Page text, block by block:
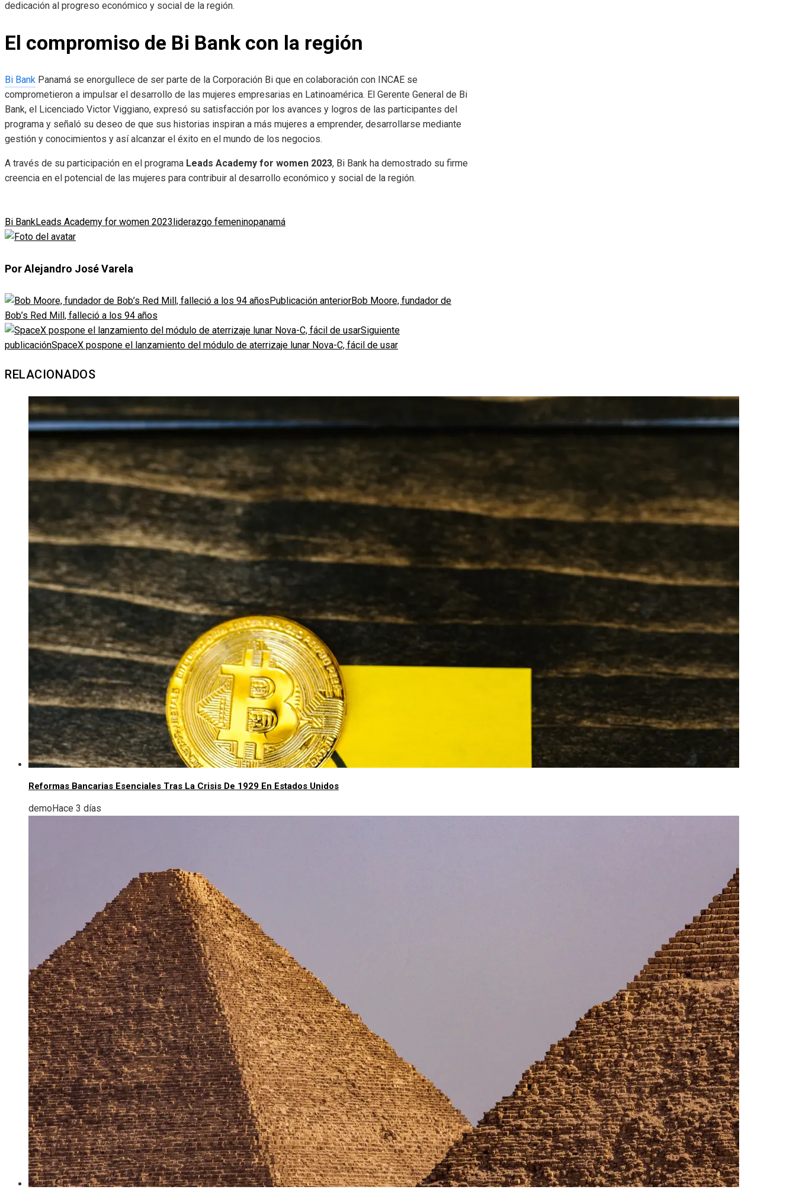
dedicación al progreso económico y social de la región.
El compromiso de Bi Bank con la región
Bi Bank Panamá se enorgullece de ser parte de la Corporación Bi que en colaboración con INCAE se
comprometieron a impulsar el desarrollo de las mujeres empresarias en Latinoamérica. El Gerente General de Bi
Bank, el Licenciado Victor Viggiano, expresó su satisfacción por los avances y logros de las participantes del
programa y señaló su deseo de que sus historias inspiran a más mujeres a emprender, desarrollarse mediante
gestión y conocimientos y así alcanzar el éxito en el mundo de los negocios.
A través de su participación en el programa Leads Academy for women 2023, Bi Bank ha demostrado su firme
creencia en el potencial de las mujeres para contribuir al desarrollo económico y social de la región.
Bi BankLeads Academy for women 2023 liderazgo femeninopanamá
Por Alejandro José Varela
Publicación anteriorBob Moore, fundador de
Bob’s Red Mill, falleció a los 94 años
Siguiente
publicaciónSpaceX pospone el lanzamiento del módulo de aterrizaje lunar Nova-C, fácil de usar
RELACIONADOS
Reformas Bancarias Esenciales Tras La Crisis De 1929 En Estados Unidos
demoHace 3 días